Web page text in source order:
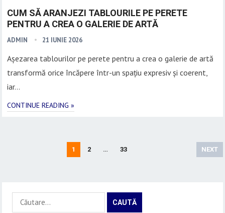
CUM SĂ ARANJEZI TABLOURILE PE PERETE
PENTRU A CREA O GALERIE DE ARTĂ
ADMIN 21 IUNIE 2026
Așezarea tablourilor pe perete pentru a crea o galerie de artă
transformă orice încăpere într-un spațiu expresiv și coerent,
iar…
CONTINUE READING »
1 2 … 33 NEXT
Caută
după: